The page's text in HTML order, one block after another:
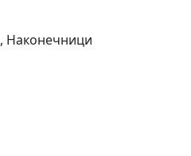
, Наконечници